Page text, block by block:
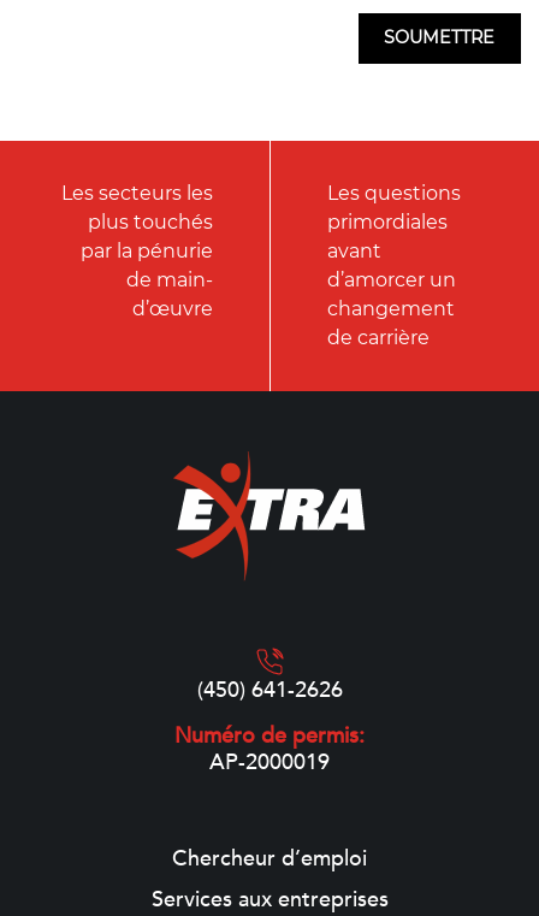
Les secteurs les
plus touchés
par la pénurie
de main-
d’œuvre
Les questions
primordiales
avant
d’amorcer un
changement
de carrière
(450) 641-2626
Numéro de permis:
AP-2000019
Chercheur d’emploi
Services aux entreprises